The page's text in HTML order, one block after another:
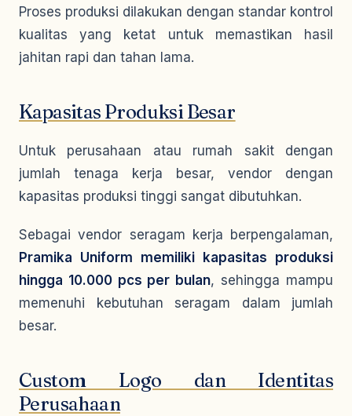
Proses produksi dilakukan dengan standar kontrol
kualitas yang ketat untuk memastikan hasil
jahitan rapi dan tahan lama.
Kapasitas Produksi Besar
Untuk perusahaan atau rumah sakit dengan
jumlah tenaga kerja besar, vendor dengan
kapasitas produksi tinggi sangat dibutuhkan.
Sebagai vendor seragam kerja berpengalaman,
Pramika Uniform memiliki kapasitas produksi
hingga 10.000 pcs per bulan, sehingga mampu
memenuhi kebutuhan seragam dalam jumlah
besar.
Custom Logo dan Identitas
Perusahaan